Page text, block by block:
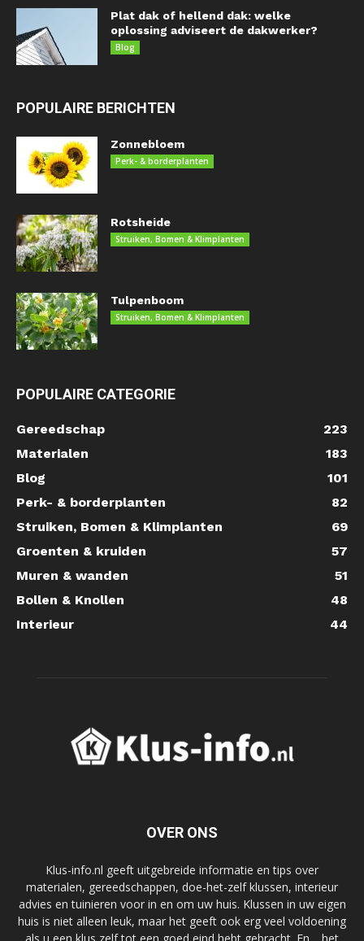
Plat dak of hellend dak: welke
oplossing adviseert de dakwerker?
Blog
POPULAIRE BERICHTEN
Zonnebloem
Perk- & borderplanten
Rotsheide
Struiken, Bomen & Klimplanten
Tulpenboom
Struiken, Bomen & Klimplanten
POPULAIRE CATEGORIE
Gereedschap
223
Materialen
183
Blog
101
Perk- & borderplanten
82
Struiken, Bomen & Klimplanten
69
Groenten & kruiden
57
Muren & wanden
51
Bollen & Knollen
48
Interieur
44
OVER ONS
Klus-info.nl geeft uitgebreide informatie en tips over
materialen, gereedschappen, doe-het-zelf klussen, interieur
advies en tuinieren voor in en om uw huis. Klussen in uw eigen
huis is niet alleen leuk, maar het geeft ook erg veel voldoening